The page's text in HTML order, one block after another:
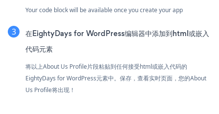
Your code block will be available once you create your app
在EightyDays for WordPress编辑器中添加到html或嵌入
代码元素
将以上About Us Profile片段粘贴到任何接受html或嵌入代码的
EightyDays for WordPress元素中。保存，查看实时页面，您的About
Us Profile将出现！